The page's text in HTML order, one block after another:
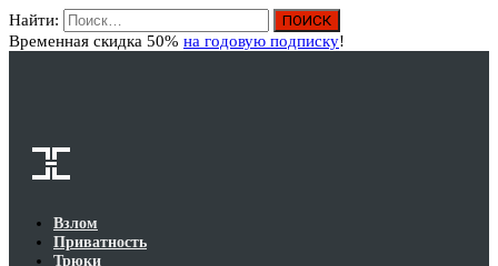
Найти:
Временная скидка 50% на годовую подписку!
Взлом
Приватность
Трюки